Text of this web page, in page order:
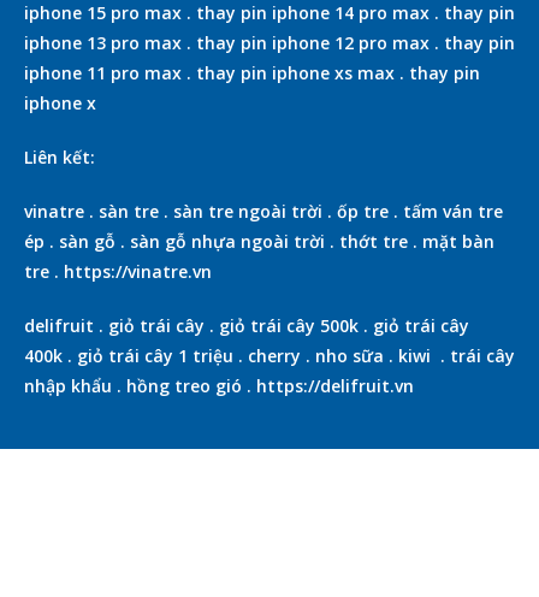
iphone 15 pro max . thay pin iphone 14 pro max . thay pin
iphone 13 pro max . thay pin iphone 12 pro max . thay pin
iphone 11 pro max . thay pin iphone xs max . thay pin
iphone x
Liên kết:
vinatre . sàn tre . sàn tre ngoài trời . ốp tre . tấm ván tre
ép . sàn gỗ . sàn gỗ nhựa ngoài trời . thớt tre . mặt bàn
tre . https://vinatre.vn
delifruit . giỏ trái cây . giỏ trái cây 500k . giỏ trái cây
400k . giỏ trái cây 1 triệu . cherry . nho sữa . kiwi . trái cây
nhập khẩu . hồng treo gió . https://delifruit.vn